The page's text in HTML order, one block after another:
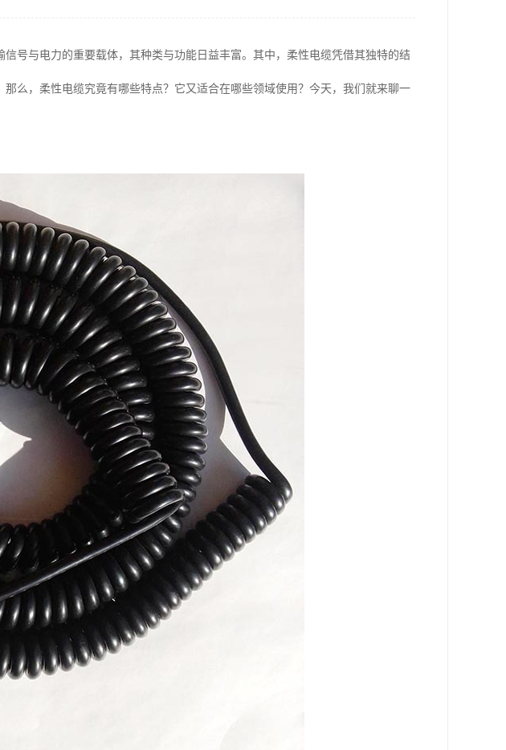
号与电力的重要载体，其种类与功能日益丰富。其中，柔性电缆凭借其独特的结
么，柔性电缆究竟有哪些特点？它又适合在哪些领域使用？今天，我们就来聊一